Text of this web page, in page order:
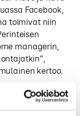
Facebook,
toimivat niin
managerin,
kertoo.
Ryan Lewis,